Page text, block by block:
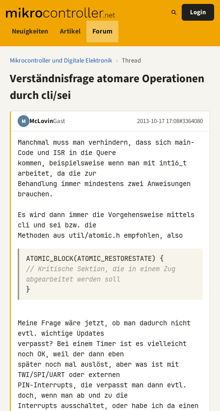
Neuigkeiten Artikel Forum
Login
Mikrocontroller und Digitale Elektronik › Thread
Verständnisfrage atomare Operationen
durch cli/sei
M McLovinGast 2013-10-17 17:08#3364080
Manchmal muss man verhindern, dass sich main-
Code und ISR in die Quere
kommen, beispielsweise wenn man mit int16_t
arbeitet, da die zur
Behandlung immer mindestens zwei Anweisungen
brauchen.
Es wird dann immer die Vorgehensweise mittels
cli und sei bzw. die
ATOMIC_BLOCK(ATOMIC_RESTORESTATE)
{
// Kritische Sektion, die in einem Zug
abgearbeitet werden soll
}
Meine Frage wäre jetzt, ob man dadurch nicht
evtl. wichtige Updates
verpasst? Bei einem Timer ist es vielleicht
noch OK, weil der dann eben
später noch mal auslöst, aber was ist mit
TWI/SPI/UART oder externen
PIN-Interrupts, die verpasst man dann evtl.
doch, wenn man ab und zu die
Interrupts ausschaltet, oder habe ich da einen